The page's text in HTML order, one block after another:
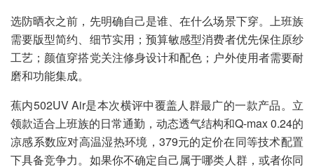
选防晒衣之前，先明确自己是谁、在什么场景下穿。上班族
需要版型简约、细节实用；预算敏感型消费者优先保住原纱
工艺；颜值穿搭党关注修身设计和配色；户外使用者需要耐
磨和功能集成。
蕉内502UV Air是本次横评中覆盖人群最广的一款产品。立
领款适合上班族的日常通勤，动态透气结构和Q-max 0.24的
凉感系数应对高温湿热环境，379元的定价在同等技术配置
下具备竞争力。如果你不确定自己属于哪类人群，或者你同